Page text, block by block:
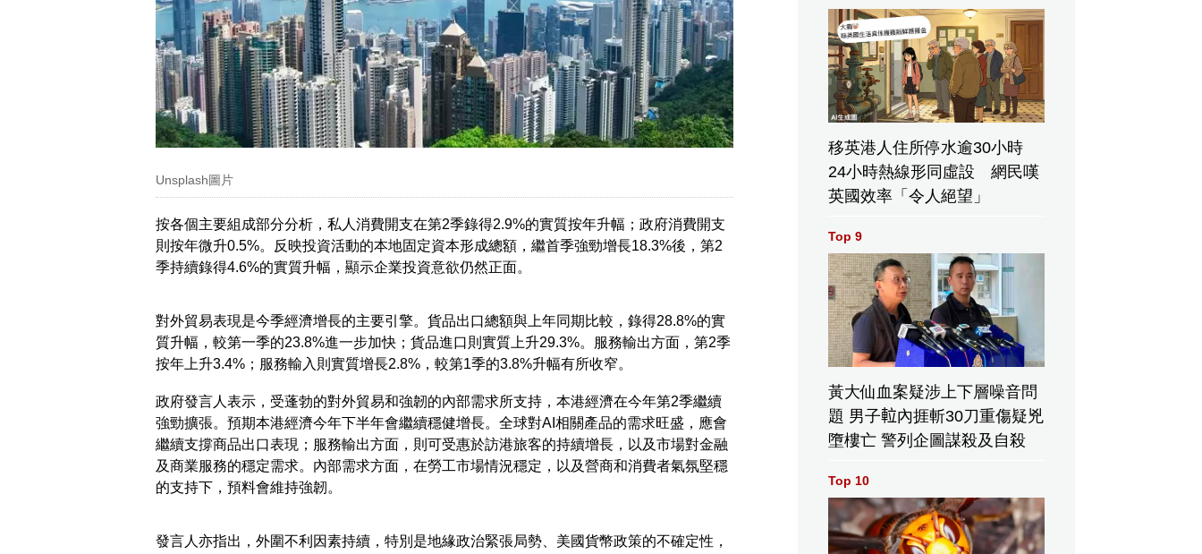
Unsplash圖片
按各個主要組成部分分析，私人消費開支在第2季錄得2.9%的實質按年升幅；政府消費開支
則按年微升0.5%。反映投資活動的本地固定資本形成總額，繼首季強勁增長18.3%後，第2
季持續錄得4.6%的實質升幅，顯示企業投資意欲仍然正面。
對外貿易表現是今季經濟增長的主要引擎。貨品出口總額與上年同期比較，錄得28.8%的實
質升幅，較第一季的23.8%進一步加快；貨品進口則實質上升29.3%。服務輸出方面，第2季
按年上升3.4%；服務輸入則實質增長2.8%，較第1季的3.8%升幅有所收窄。
政府發言人表示，受蓬勃的對外貿易和強韌的內部需求所支持，本港經濟在今年第2季繼續
強勁擴張。預期本港經濟今年下半年會繼續穩健增長。全球對AI相關產品的需求旺盛，應會
繼續支撐商品出口表現；服務輸出方面，則可受惠於訪港旅客的持續增長，以及市場對金融
及商業服務的穩定需求。內部需求方面，在勞工市場情況穩定，以及營商和消費者氣氛堅穩
的支持下，預料會維持強韌。
發言人亦指出，外圍不利因素持續，特別是地緣政治緊張局勢、美國貨幣政策的不確定性，
移英港人住所停水逾30小時
24小時熱線形同虛設 網民嘆
英國效率「令人絕望」
Top 9
黃大仙血案疑涉上下層噪音問
題 男子𨋢內捱斬30刀重傷疑兇
墮樓亡 警列企圖謀殺及自殺
Top 10